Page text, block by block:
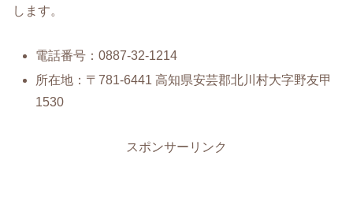
します。
電話番号：0887-32-1214
所在地：〒781-6441 高知県安芸郡北川村大字野友甲
1530
スポンサーリンク